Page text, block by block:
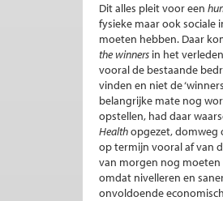
Dit alles pleit voor een
fysieke maar ook sociale
moeten hebben. Daar
the winners in het
vooral de bestaande
vinden en niet de
belangrijke mate nog
opstellen, had daar
Healthopgezet, domweg
op termijn vooral af van
van morgen nog moeten
omdat nivelleren en
onvoldoende